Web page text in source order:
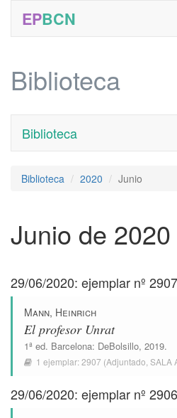
EPBCN
Biblioteca
Biblioteca
Biblioteca 2020 Junio
Junio de
29/06/2020: ejemplar nº 2907
Mann, Heinrich
El profesor Unrat
1ª ed. Barcelona: DeBolsillo, 2019.
1 ejemplar:2907 (Adjuntado, SALA
29/06/2020: ejemplar nº 2906